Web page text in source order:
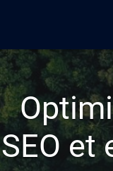
SEO et